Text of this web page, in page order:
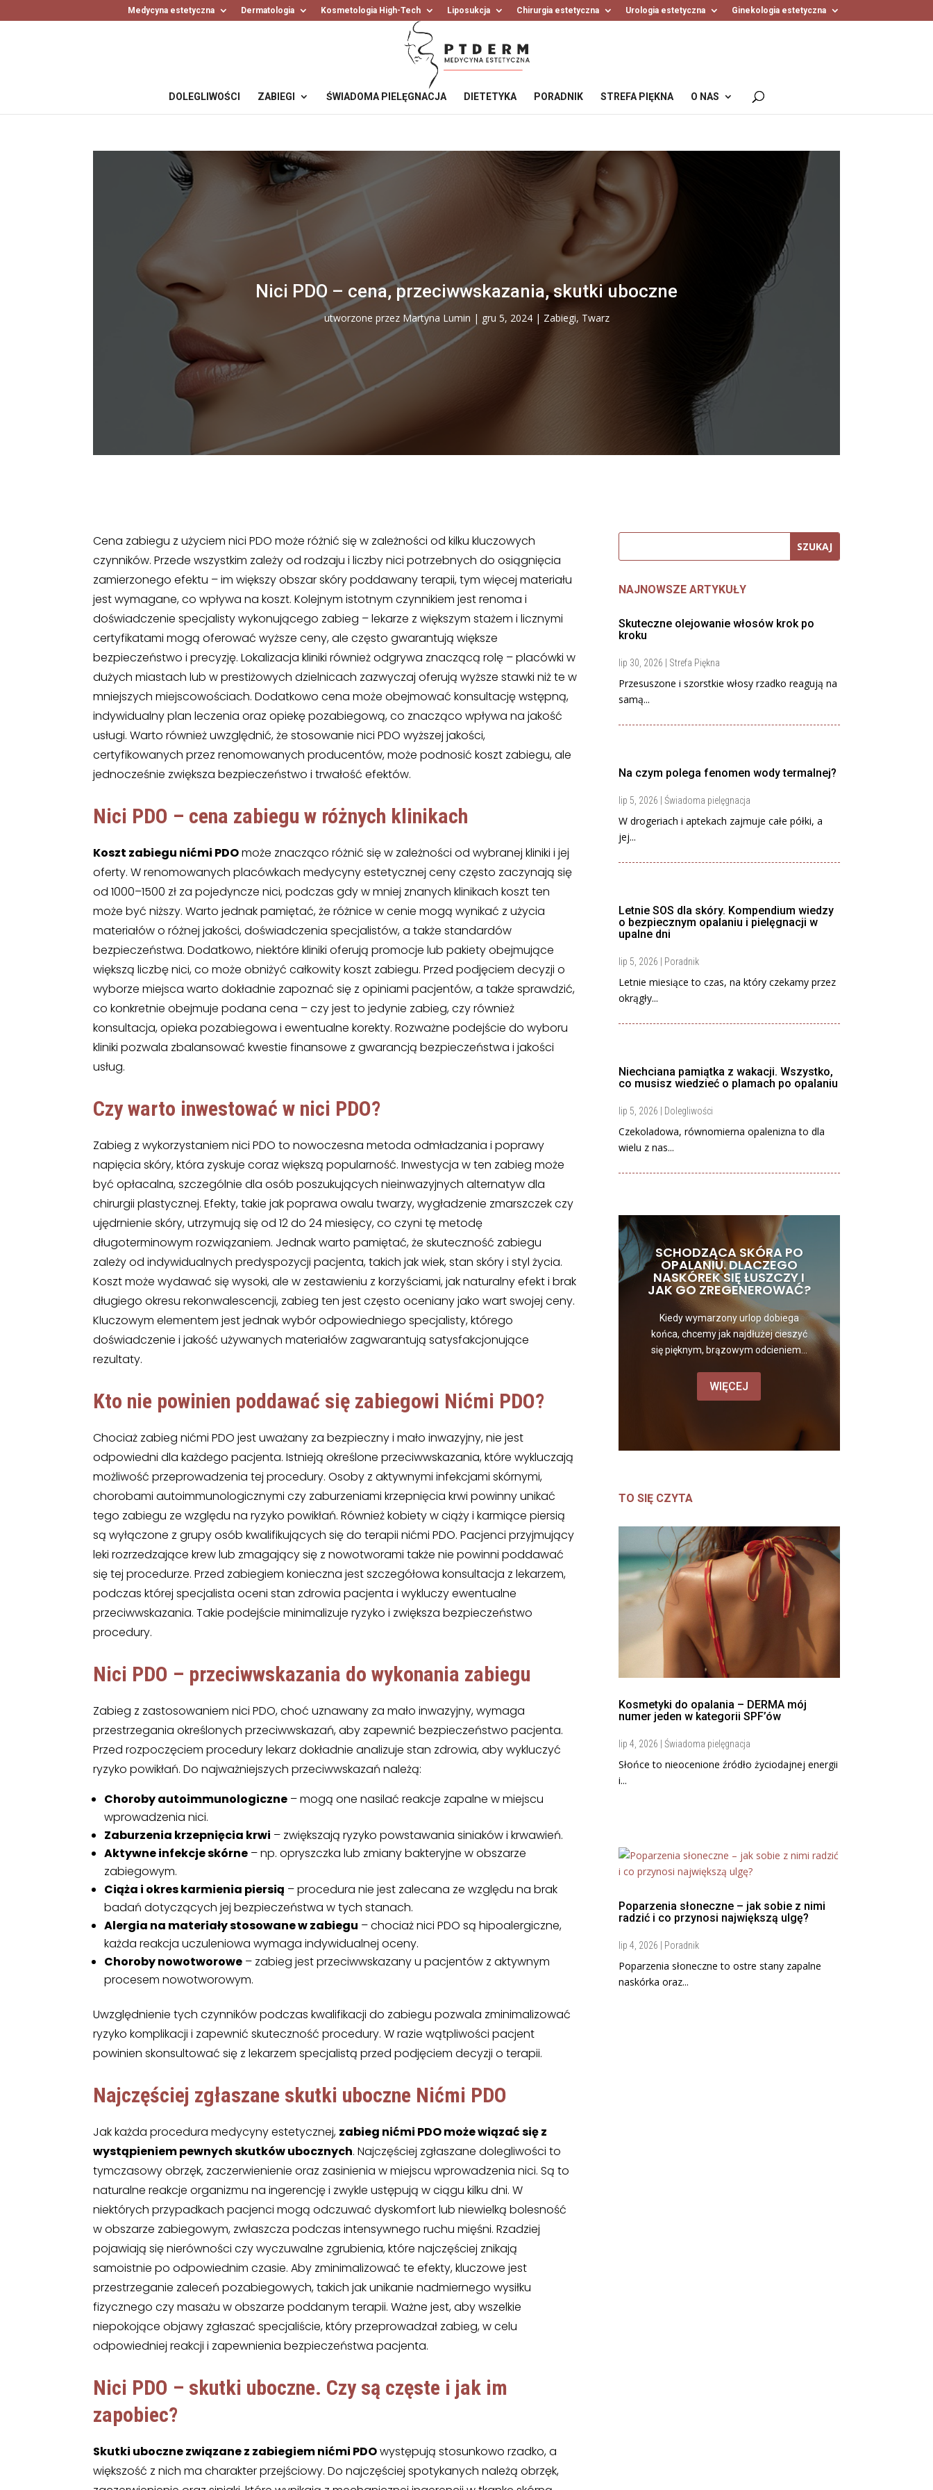
Medycyna estetyczna Dermatologia Kosmetologia High-Tech Liposukcja Chirurgia estetyczna Urologia estetyczna Ginekologia estetyczna
DOLEGLIWOŚCI ZABIEGI ŚWIADOMA PIELĘGNACJA DIETETYKA PORADNIK STREFA PIĘKNA O NAS
Nici PDO – cena, przeciwwskazania, skutki uboczne
utworzone przez Martyna Lumin | gru 5, 2024| Zabiegi, Twarz
Cena zabiegu z użyciem nici PDO może różnić się w zależności od kilku kluczowych
czynników. Przede wszystkim zależy od rodzaju i liczby nici potrzebnych do osiągnięcia
zamierzonego efektu – im większy obszar skóry poddawany terapii, tym więcej materiału
jest wymagane, co wpływa na koszt. Kolejnym istotnym czynnikiem jest renoma i
doświadczenie specjalisty wykonującego zabieg – lekarze z większym stażem i licznymi
certyfikatami mogą oferować wyższe ceny, ale często gwarantują większe
bezpieczeństwo i precyzję. Lokalizacja kliniki również odgrywa znaczącą rolę – placówki w
dużych miastach lub w prestiżowych dzielnicach zazwyczaj oferują wyższe stawki niż te w
mniejszych miejscowościach. Dodatkowo cena może obejmować konsultację wstępną,
indywidualny plan leczenia oraz opiekę pozabiegową, co znacząco wpływa na jakość
usługi. Warto również uwzględnić, że stosowanie nici PDO wyższej jakości,
certyfikowanych przez renomowanych producentów, może podnosić koszt zabiegu, ale
jednocześnie zwiększa bezpieczeństwo i trwałość efektów.
Nici PDO – cena zabiegu w różnych klinikach
Koszt zabiegu nićmi PDOmoże znacząco różnić się w zależności od wybranej kliniki i jej
oferty. W renomowanych placówkach medycyny estetycznej ceny często zaczynają się
od 1000–1500 zł za pojedyncze nici, podczas gdy w mniej znanych klinikach koszt ten
może być niższy. Warto jednak pamiętać, że różnice w cenie mogą wynikać z użycia
materiałów o różnej jakości, doświadczenia specjalistów, a także standardów
bezpieczeństwa. Dodatkowo, niektóre kliniki oferują promocje lub pakiety obejmujące
większą liczbę nici, co może obniżyć całkowity koszt zabiegu. Przed podjęciem decyzji o
wyborze miejsca warto dokładnie zapoznać się z opiniami pacjentów, a także sprawdzić,
co konkretnie obejmuje podana cena – czy jest to jedynie zabieg, czy również
konsultacja, opieka pozabiegowa i ewentualne korekty. Rozważne podejście do wyboru
kliniki pozwala zbalansować kwestie finansowe z gwarancją bezpieczeństwa i jakości
usług.
Czy warto inwestować w nici PDO?
Zabieg z wykorzystaniem nici PDO to nowoczesna metoda odmładzania i poprawy
napięcia skóry, która zyskuje coraz większą popularność. Inwestycja w ten zabieg może
być opłacalna, szczególnie dla osób poszukujących nieinwazyjnych alternatyw dla
chirurgii plastycznej. Efekty, takie jak poprawa owalu twarzy, wygładzenie zmarszczek czy
ujędrnienie skóry, utrzymują się od 12 do 24 miesięcy, co czyni tę metodę
długoterminowym rozwiązaniem. Jednak warto pamiętać, że skuteczność zabiegu
zależy od indywidualnych predyspozycji pacjenta, takich jak wiek, stan skóry i styl życia.
Koszt może wydawać się wysoki, ale w zestawieniu z korzyściami, jak naturalny efekt i brak
długiego okresu rekonwalescencji, zabieg ten jest często oceniany jako wart swojej ceny.
Kluczowym elementem jest jednak wybór odpowiedniego specjalisty, którego
doświadczenie i jakość używanych materiałów zagwarantują satysfakcjonujące
rezultaty.
Kto nie powinien poddawać się zabiegowi Nićmi PDO?
Chociaż zabieg nićmi PDO jest uważany za bezpieczny i mało inwazyjny, nie jest
odpowiedni dla każdego pacjenta. Istnieją określone przeciwwskazania, które wykluczają
możliwość przeprowadzenia tej procedury. Osoby z aktywnymi infekcjami skórnymi,
chorobami autoimmunologicznymi czy zaburzeniami krzepnięcia krwi powinny unikać
tego zabiegu ze względu na ryzyko powikłań. Również kobiety w ciąży i karmiące piersią
są wyłączone z grupy osób kwalifikujących się do terapii nićmi PDO. Pacjenci przyjmujący
leki rozrzedzające krew lub zmagający się z nowotworami także nie powinni poddawać
się tej procedurze. Przed zabiegiem konieczna jest szczegółowa konsultacja z lekarzem,
podczas której specjalista oceni stan zdrowia pacjenta i wykluczy ewentualne
przeciwwskazania. Takie podejście minimalizuje ryzyko i zwiększa bezpieczeństwo
procedury.
Nici PDO – przeciwwskazania do wykonania zabiegu
Zabieg z zastosowaniem nici PDO, choć uznawany za mało inwazyjny, wymaga
przestrzegania określonych przeciwwskazań, aby zapewnić bezpieczeństwo pacjenta.
Przed rozpoczęciem procedury lekarz dokładnie analizuje stan zdrowia, aby wykluczyć
ryzyko powikłań. Do najważniejszych przeciwwskazań należą:
Choroby autoimmunologiczne – mogą one nasilać reakcje zapalne w miejscu
wprowadzenia nici.
Zaburzenia krzepnięcia krwi – zwiększają ryzyko powstawania siniaków i krwawień.
Aktywne infekcje skórne – np. opryszczka lub zmiany bakteryjne w obszarze
zabiegowym.
Ciąża i okres karmienia piersią – procedura nie jest zalecana ze względu na brak
badań dotyczących jej bezpieczeństwa w tych stanach.
Alergia na materiały stosowane w zabiegu – chociaż nici PDO są hipoalergiczne,
każda reakcja uczuleniowa wymaga indywidualnej oceny.
Choroby nowotworowe – zabieg jest przeciwwskazany u pacjentów z aktywnym
procesem nowotworowym.
Uwzględnienie tych czynników podczas kwalifikacji do zabiegu pozwala zminimalizować
ryzyko komplikacji i zapewnić skuteczność procedury. W razie wątpliwości pacjent
powinien skonsultować się z lekarzem specjalistą przed podjęciem decyzji o terapii.
Najczęściej zgłaszane skutki uboczne Nićmi PDO
Jak każda procedura medycyny estetycznej, zabieg nićmi PDO może wiązać się z
wystąpieniem pewnych skutków ubocznych. Najczęściej zgłaszane dolegliwości to
tymczasowy obrzęk, zaczerwienienie oraz zasinienia w miejscu wprowadzenia nici. Są to
naturalne reakcje organizmu na ingerencję i zwykle ustępują w ciągu kilku dni. W
niektórych przypadkach pacjenci mogą odczuwać dyskomfort lub niewielką bolesność
w obszarze zabiegowym, zwłaszcza podczas intensywnego ruchu mięśni. Rzadziej
pojawiają się nierówności czy wyczuwalne zgrubienia, które najczęściej znikają
samoistnie po odpowiednim czasie. Aby zminimalizować te efekty, kluczowe jest
przestrzeganie zaleceń pozabiegowych, takich jak unikanie nadmiernego wysiłku
fizycznego czy masażu w obszarze poddanym terapii. Ważne jest, aby wszelkie
niepokojące objawy zgłaszać specjaliście, który przeprowadzał zabieg, w celu
odpowiedniej reakcji i zapewnienia bezpieczeństwa pacjenta.
Nici PDO – skutki uboczne. Czy są częste i jak im
zapobiec?
Skutki uboczne związane z zabiegiem nićmi PDOwystępują stosunkowo rzadko, a
większość z nich ma charakter przejściowy. Do najczęściej spotykanych należą obrzęk,
NAJNOWSZE ARTYKUŁY
Skuteczne olejowanie włosów krok po
kroku
lip 30, 2026 Strefa Piękna
Przesuszone i szorstkie włosy rzadko reagują na
samą...
Na czym polega fenomen wody termalnej?
lip 5, 2026 Świadoma pielęgnacja
W drogeriach i aptekach zajmuje całe półki, a
jej...
Letnie SOS dla skóry. Kompendium wiedzy
o bezpiecznym opalaniu i pielęgnacji w
upalne dni
lip 5, 2026 Poradnik
Letnie miesiące to czas, na który czekamy przez
okrągły...
Niechciana pamiątka z wakacji. Wszystko,
co musisz wiedzieć o plamach po opalaniu
lip 5, 2026 Dolegliwości
Czekoladowa, równomierna opalenizna to dla
wielu z nas...
SCHODZĄCA SKÓRA PO
OPALANIU. DLACZEGO
NASKÓREK SIĘ ŁUSZCZY I
JAK GO ZREGENEROWAĆ?
Kiedy wymarzony urlop dobiega
końca, chcemy jak najdłużej cieszyć
się pięknym, brązowym odcieniem...
WIĘCEJ
TO SIĘ CZYTA
Kosmetyki do opalania – DERMA mój
numer jeden w kategorii SPF’ów
lip 4, 2026 Świadoma pielęgnacja
Słońce to nieocenione źródło życiodajnej energii
i...
Poparzenia słoneczne – jak sobie z nimi
radzić i co przynosi największą ulgę?
lip 4, 2026 Poradnik
Poparzenia słoneczne to ostre stany zapalne
naskórka oraz...